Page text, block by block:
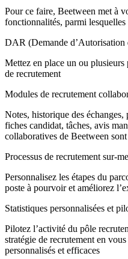
Pour ce faire, Beetween met à
fonctionnalités, parmi lesquelles
DAR (Demande d’Autorisation
Mettez en place un ou
de recrutement
Modules de recrutement
Notes, historique des échanges,
fiches candidat, tâches, avis
collaboratives de Beetween
Processus de recrutement sur-
Personnalisez les étapes du
poste à pourvoir et améliorez
Statistiques personnalisées et
Pilotez l’activité du pôle
stratégie de recrutement en
personnalisés et efficaces